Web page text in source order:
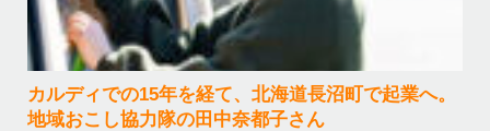
カルディでの15年を経て、北海道長沼町で起業へ。
地域おこし協力隊の田中奈都子さん